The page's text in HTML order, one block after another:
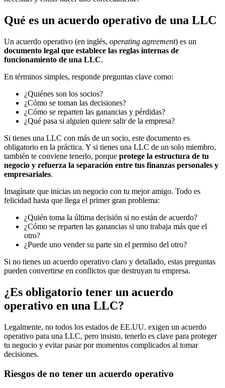
Qué es un acuerdo operativo de una LLC
Un acuerdo operativo (en inglés, operating agreement) es un
documento legal que establece las reglas internas de
funcionamiento de una LLC.
En términos simples, responde preguntas clave como:
¿Quiénes son los socios?
¿Cómo se toman las decisiones?
¿Cómo se reparten las ganancias y pérdidas?
¿Qué pasa si alguien quiere salir de la empresa?
Si tienes una LLC con más de un socio, este documento es
obligatorio en la práctica. Y si tienes una LLC de un solo miembro,
también te conviene tenerlo, porque protege la estructura de tu
negocio y refuerza la separación entre tus finanzas personales y
empresariales.
Imagínate que inicias un negocio con tu mejor amigo. Todo es
felicidad hasta que llega el primer gran problema:
¿Quién toma la última decisión si no están de acuerdo?
¿Cómo se reparten las ganancias si uno trabaja más que el
otro?
¿Puede uno vender su parte sin el permiso del otro?
Si no tienes un acuerdo operativo claro y detallado, estas preguntas
pueden convertirse en conflictos que destruyan tu empresa.
¿Es obligatorio tener un acuerdo
operativo en una LLC?
Legalmente, no todos los estados de EE.UU. exigen un acuerdo
operativo para una LLC, pero insisto, tenerlo es clave para proteger
tu negocio y evitar pasar por momentos complicados al tomar
decisiones.
Riesgos de no tener un acuerdo operativo